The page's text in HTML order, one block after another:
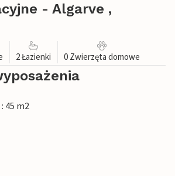
- Algarve ,
2 Łazienki 0 Zwierzęta domowe
45 m2